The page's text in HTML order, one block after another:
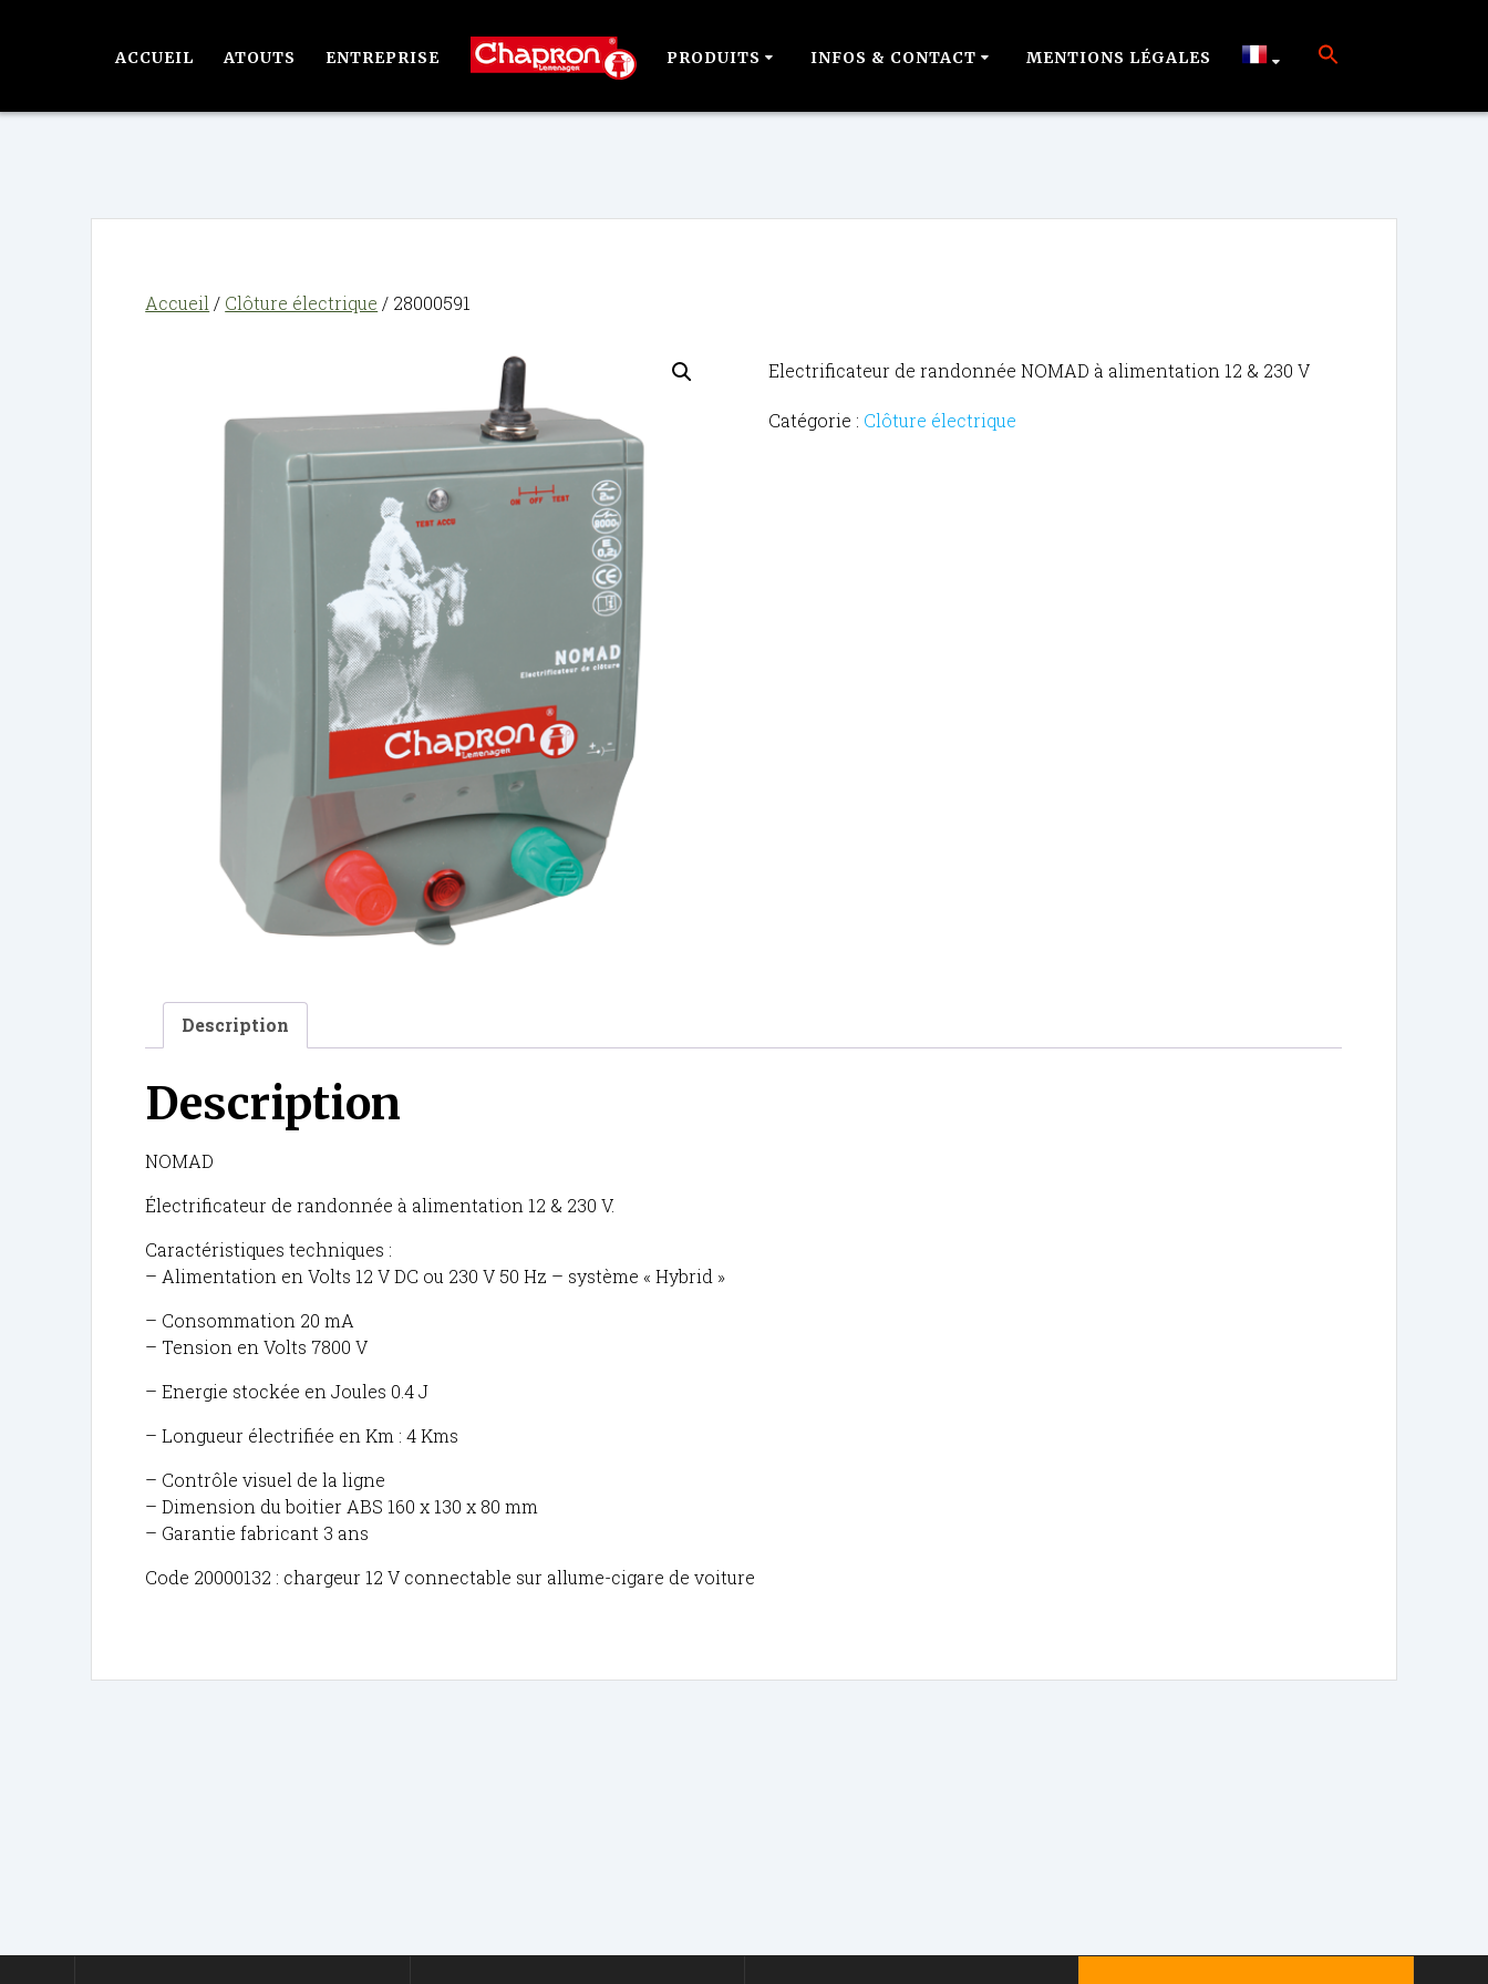
ACCUEIL ATOUTS ENTREPRISE PRODUITS INFOS & CONTACT MENTIONS LÉGALES
Accueil / Clôture électrique / 28000591
Electrificateur de randonnée NOMAD à alimentation 12 & 230 V
Catégorie : Clôture électrique
Description
Description
NOMAD
Électrificateur de randonnée à alimentation 12 & 230 V.
Caractéristiques techniques :
– Alimentation en Volts 12 V DC ou 230 V 50 Hz – système « Hybrid »
– Consommation 20 mA
– Tension en Volts 7800 V
– Energie stockée en Joules 0.4 J
– Longueur électrifiée en Km : 4 Kms
– Contrôle visuel de la ligne
– Dimension du boitier ABS 160 x 130 x 80 mm
– Garantie fabricant 3 ans
Code 20000132 : chargeur 12 V connectable sur allume-cigare de voiture